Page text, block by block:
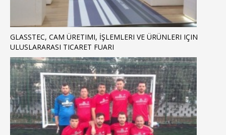
GLASSTEC, CAM ÜRETIMI, İŞLEMLERI VE ÜRÜNLERI IÇIN
ULUSLARARASI TICARET FUARI